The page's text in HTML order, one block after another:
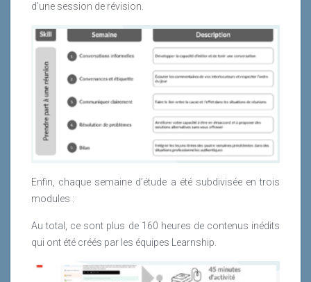
d’une session de révision.
Enfin, chaque semaine d’étude a été subdivisée en trois
modules :
Au total, ce sont plus de 160 heures de contenus inédits
qui ont été créés par les équipes Learnship.